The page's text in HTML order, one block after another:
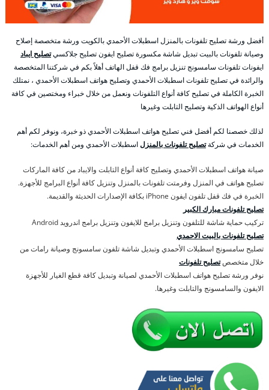
أفضل ورشة تصليح تلفونات بالمنزل اسطبلات الأحمدي بالكويت ورشة متخصصة إصلاح
وصيانة تلفونات بالبيت تبديل شاشة مكسورة تصليح ايفون تصليح جلاكسيتصليح ايباد
ايفونات تلفونات سامسونج تنزيل برامج فك قفل الهاتف أهلاً بكم في شركتنا المتخصصة
والرائدة في تصليح تلفونات اسطبلات الأحمدي وتصليح هواتف اسطبلات الأحمدي ، نمتلك
الخبرة الكاملة في تصليح كافة أنواع التلفونات ونعمل من خلال خبراء ومختصين في كافة
أنواع الهواتف الذكية وتصليح التابلت وغيرها
لذلك خصصنا لكم أفضل فني تصليح هواتف اسطبلات الأحمدي ذو خبرة، ونوفر لكم أهم
الخدمات في شركةتصليح تلفونات بالمنزلاسطبلات الأحمدي ومن أهم الخدمات:
صيانة هواتف اسطبلات الأحمدي وتصليح كافة أنواع التابلت والايباد من كافة الماركات
تصليح هواتف في المنزل وفرمتت تلفونات بالمنزل وتنزيل كافة أنواع البرامج للأجهزة.
الخبرة في فك قفل تلفون ايفون iPhone بكافة الإصدارات الحديثة والقديمة.
تصليح تلفونات مبارك الكبير
تركيب حماية شاشة للتلفون وتنزيل برامج للايفون وتنزيل برامج اندرويد Android
تصليح تلفونات بالبيت الاحمدي
تصليح سامسونج اسطبلات الأحمدي وتبديل شاشة تلفون سامسونج وصيانة رامات من
خلال متخصصتصليح تلفونات
نوفر ورشة تصليح هواتف اسطبلات الأحمدي لصيانة وتبديل كافة قطع الغيار للأجهزة
الايفون والسامسونج والتابلت وغيرها.